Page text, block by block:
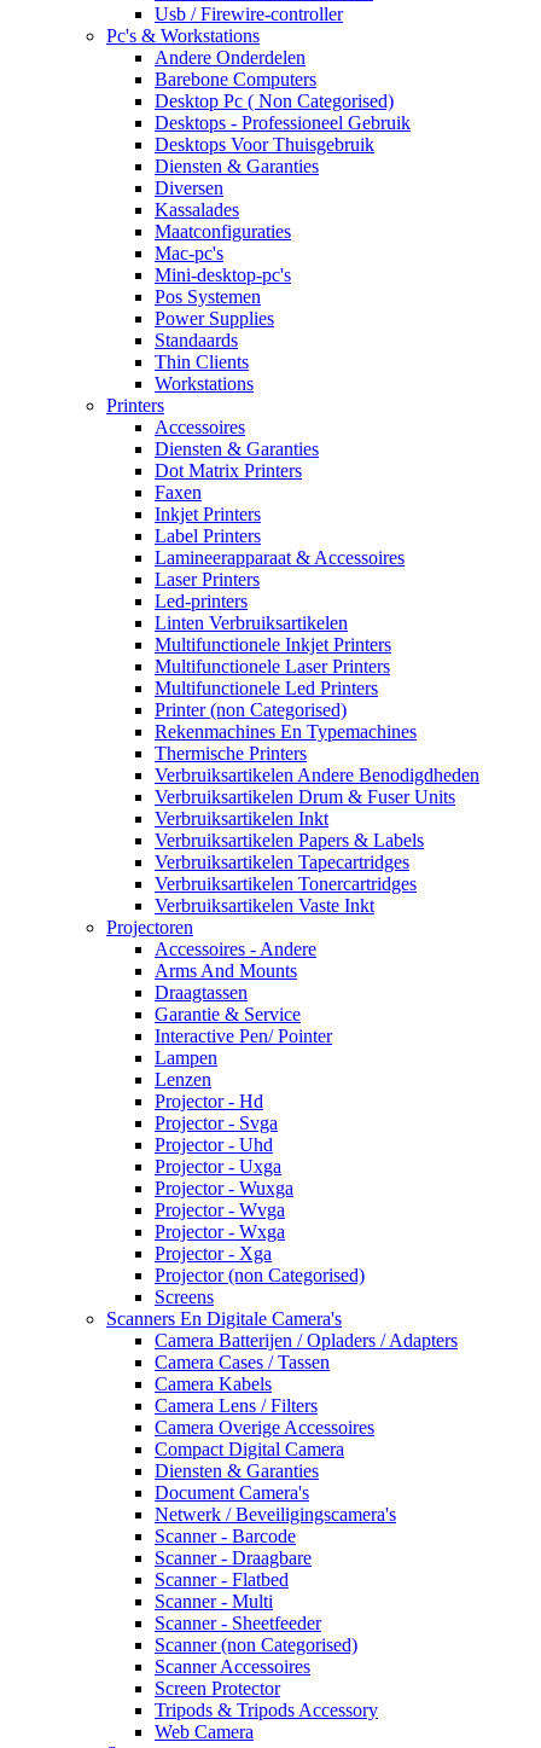
Usb / Firewire-controller
Pc's & Workstations
Andere Onderdelen
Barebone Computers
Desktop Pc ( Non Categorised)
Desktops - Professioneel Gebruik
Desktops Voor Thuisgebruik
Diensten & Garanties
Diversen
Kassalades
Maatconfiguraties
Mac-pc's
Mini-desktop-pc's
Pos Systemen
Power Supplies
Standaards
Thin Clients
Workstations
Printers
Accessoires
Diensten & Garanties
Dot Matrix Printers
Faxen
Inkjet Printers
Label Printers
Lamineerapparaat & Accessoires
Laser Printers
Led-printers
Linten Verbruiksartikelen
Multifunctionele Inkjet Printers
Multifunctionele Laser Printers
Multifunctionele Led Printers
Printer (non Categorised)
Rekenmachines En Typemachines
Thermische Printers
Verbruiksartikelen Andere Benodigdheden
Verbruiksartikelen Drum & Fuser Units
Verbruiksartikelen Inkt
Verbruiksartikelen Papers & Labels
Verbruiksartikelen Tapecartridges
Verbruiksartikelen Tonercartridges
Verbruiksartikelen Vaste Inkt
Projectoren
Accessoires - Andere
Arms And Mounts
Draagtassen
Garantie & Service
Interactive Pen/ Pointer
Lampen
Lenzen
Projector - Hd
Projector - Svga
Projector - Uhd
Projector - Uxga
Projector - Wuxga
Projector - Wvga
Projector - Wxga
Projector - Xga
Projector (non Categorised)
Screens
Scanners En Digitale Camera's
Camera Batterijen / Opladers / Adapters
Camera Cases / Tassen
Camera Kabels
Camera Lens / Filters
Camera Overige Accessoires
Compact Digital Camera
Diensten & Garanties
Document Camera's
Netwerk / Beveiligingscamera's
Scanner - Barcode
Scanner - Draagbare
Scanner - Flatbed
Scanner - Multi
Scanner - Sheetfeeder
Scanner (non Categorised)
Scanner Accessoires
Screen Protector
Tripods & Tripods Accessory
Web Camera